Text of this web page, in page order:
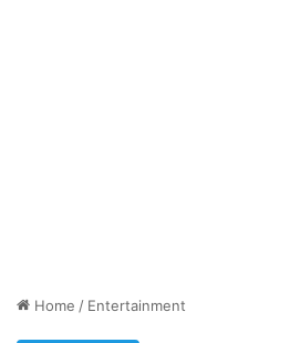
Home / Entertainment